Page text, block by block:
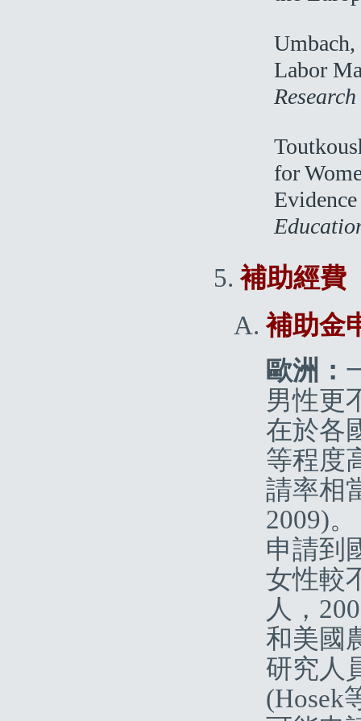
Labor
for
補助經費
補助金
歐洲：
男性更
在於各
等程度
請率相
2009)
申請到
女性較
人，
和美國
研究人
(Hosek